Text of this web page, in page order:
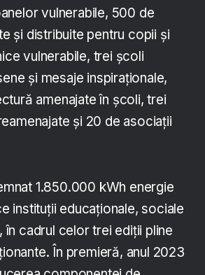
vulnerabile, 500 de
și distribuite pentru copii și
vulnerabile, trei școli
și mesaje inspiraționale,
amenajate în școli, trei
și 20 de asociații
1.850.000 kWh energie
instituții educaționale, sociale
în cadrul celor trei ediții pline
În premieră, anul 2023